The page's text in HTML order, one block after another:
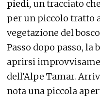
piedi, un tracciato
per un piccolo tratto
vegetazione del
Passo dopo passo, la
aprirsi
dell’Alpe Tamar.
nota una piccola